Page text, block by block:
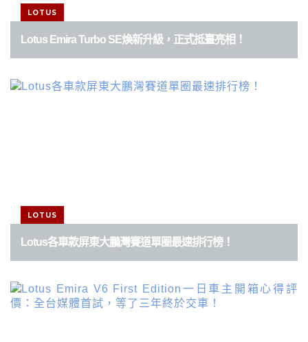
LOTUS
Lotus Emira Turbo SE煥新升級，正式抵臺亮相！
LOTUS
Lotus各車款屏東大鵬灣賽道單圈最速排行榜！